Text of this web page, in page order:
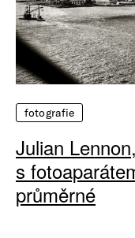
fotografie
Julian
s
průměrné